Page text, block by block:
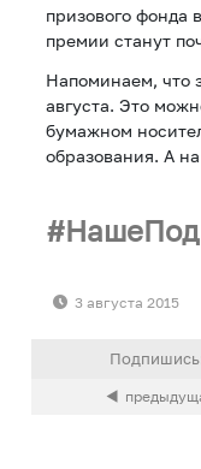
призового фонда
премии станут
Напоминаем, что
августа. Это
бумажном
образования. А
3 августа 2015